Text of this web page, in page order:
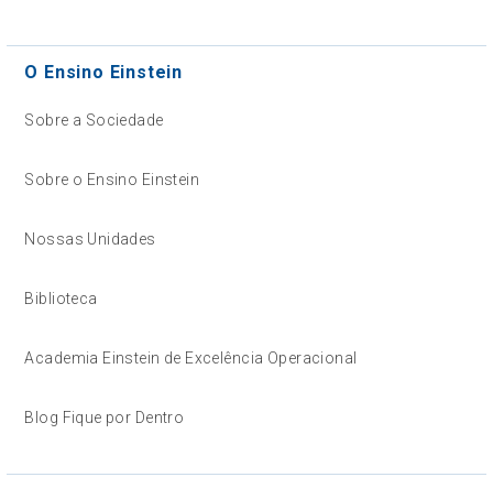
O Ensino Einstein
Sobre a Sociedade
Sobre o Ensino Einstein
Nossas Unidades
Biblioteca
Academia Einstein de Excelência Operacional
Blog Fique por Dentro